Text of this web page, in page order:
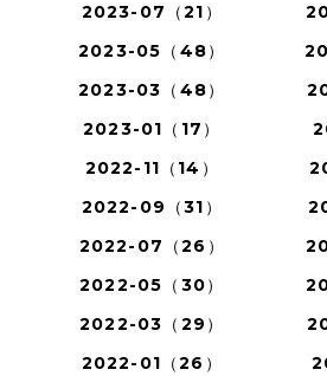
2023-07（21）
2023-05（48）
2023-03（48）
2023-01（17）
2022-11（14）
2022-09（31）
2022-07（26）
2022-05（30）
2022-03（29）
2022-01（26）